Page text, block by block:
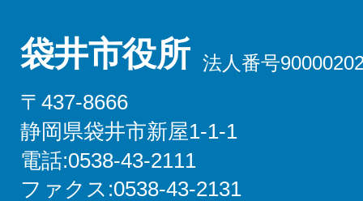
袋井市役所 法人番号
〒437-8666
静岡県袋井市新屋1-1-1
電話:0538-43-2111
ファクス:0538-43-2131